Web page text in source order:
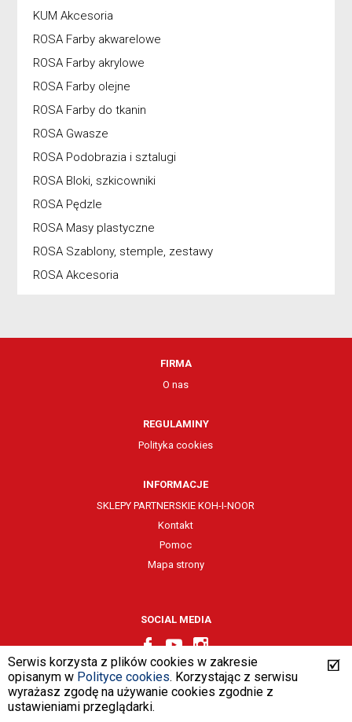
KUM Akcesoria
ROSA Farby akwarelowe
ROSA Farby akrylowe
ROSA Farby olejne
ROSA Farby do tkanin
ROSA Gwasze
ROSA Podobrazia i sztalugi
ROSA Bloki, szkicowniki
ROSA Pędzle
ROSA Masy plastyczne
ROSA Szablony, stemple, zestawy
ROSA Akcesoria
FIRMA
O nas
REGULAMINY
Polityka cookies
INFORMACJE
SKLEPY PARTNERSKIE KOH-I-NOOR
Kontakt
Pomoc
Mapa strony
SOCIAL MEDIA
Serwis korzysta z plików cookies w zakresie
opisanym w Polityce cookies. Korzystając z serwisu
wyrażasz zgodę na używanie cookies zgodnie z
ustawieniami przeglądarki.